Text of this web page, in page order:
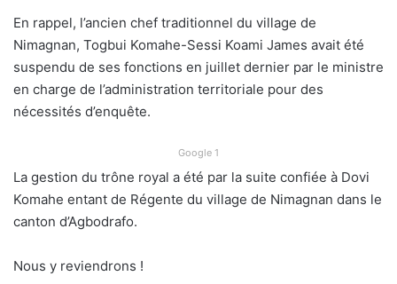
En rappel, l’ancien chef traditionnel du village de
Nimagnan, Togbui Komahe-Sessi Koami James avait été
suspendu de ses fonctions en juillet dernier par le ministre
en charge de l’administration territoriale pour des
nécessités d’enquête.
Google 1
La gestion du trône royal a été par la suite confiée à Dovi
Komahe entant de Régente du village de Nimagnan dans le
canton d’Agbodrafo.
Nous y reviendrons !